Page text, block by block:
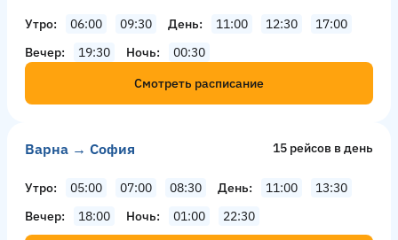
Утро 06:00 09:30 День 11:00 12:30
17:00
Вечер
19:30 Ночь
00:30
Смотреть расписание
Варна → София 15 рейсов в день
Утро 05:00 07:00 08:30 День 11:00
13:30
Вечер
18:00 Ночь 01:00 22:30